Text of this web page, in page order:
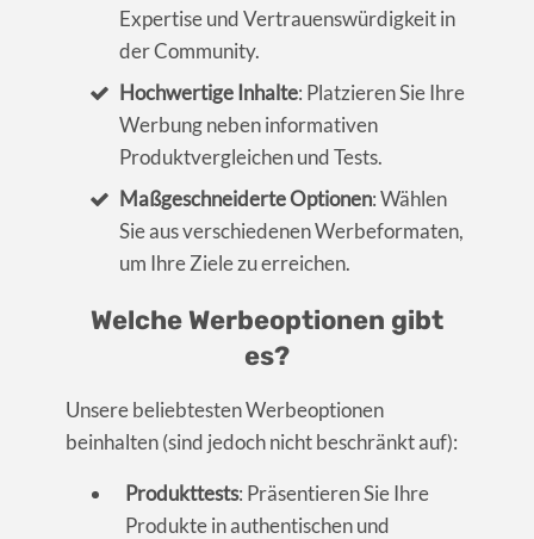
Expertise und Vertrauenswürdigkeit in
der Community.
Hochwertige Inhalte: Platzieren Sie Ihre
Werbung neben informativen
Produktvergleichen und Tests.
Maßgeschneiderte Optionen: Wählen
Sie aus verschiedenen Werbeformaten,
um Ihre Ziele zu erreichen.
Welche Werbeoptionen gibt
es?
Unsere beliebtesten Werbeoptionen
beinhalten (sind jedoch nicht beschränkt auf):
Produkttests: Präsentieren Sie Ihre
Produkte in authentischen und